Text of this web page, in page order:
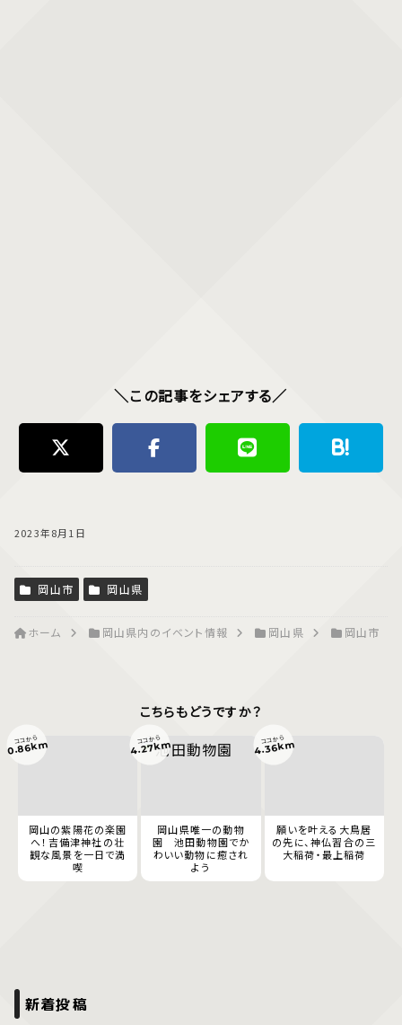
＼この記事をシェアする／
2023年8月1日
岡山市 岡山県
ホーム 岡山県内のイベント情報 岡山県 岡山市
こちらもどうですか？
岡山の紫陽花の楽園
へ！吉備津神社の壮
観な風景を一日で満
喫
ココから
0.86km
岡山県唯一の動物
園 池田動物園でか
わいい動物に癒され
よう
ココから
4.27km
願いを叶える大鳥居
の先に、神仏習合の三
大稲荷・最上稲荷
ココから
4.36km
新着投稿